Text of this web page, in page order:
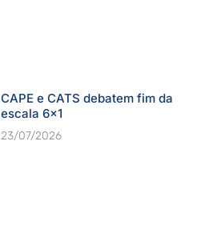
CAPE e CATS debatem fim da
escala 6×1
23/07/2026